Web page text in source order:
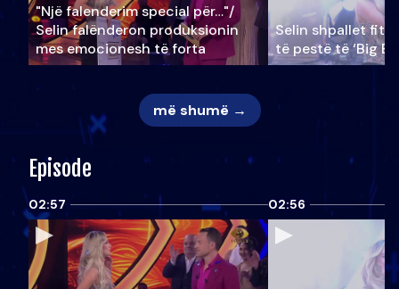
"Një falenderim special për…"/
Selin falënderon produksionin
mes emocionesh të forta
Selin shpallet
të pestë të ‘Big
më shumë →
Episode
02:57 02:56